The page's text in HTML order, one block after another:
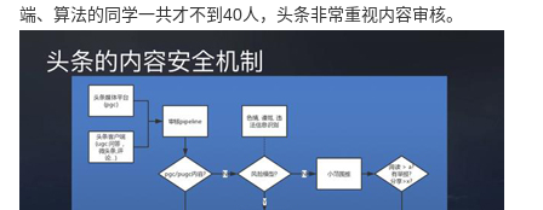
端、算法的同学一共才不到40人，头条非常重视内容审核。